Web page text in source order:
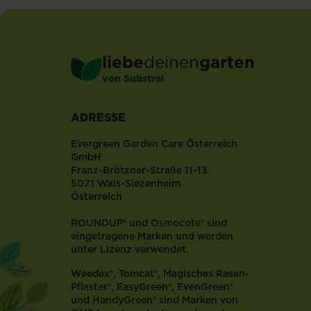
Palette
im
in
ein
herrliches,
"vertikales
Blumenbeet"
verwandeln.
Es
wird
einfach
eine
mit
Erde
liebedeinengarten
von Substral®
ADRESSE
Evergreen Garden Care Österreich
GmbH
Franz-Brötzner-Straße 11-13
5071 Wals-Siezenheim
Österreich
ROUNDUP® und Osmocote® sind
eingetragene Marken und werden
unter Lizenz verwendet.
Weedex®, Tomcat®, Magisches Rasen-
Pflaster®, EasyGreen®, EvenGreen®
und HandyGreen® sind Marken von